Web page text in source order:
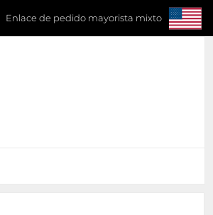
Enlace de pedido mayorista mixto